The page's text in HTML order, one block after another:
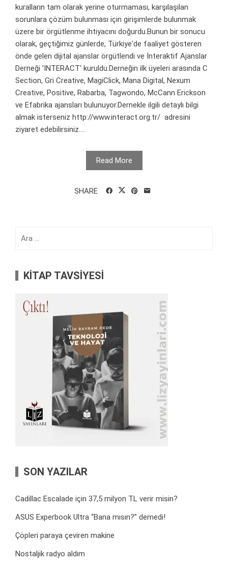
kuralların tam olarak yerine oturmaması, karşılaşılan
sorunlara çözüm bulunması için girişimlerde bulunmak
üzere bir örgütlenme ihtiyacını doğurdu.Bunun bir sonucu
olarak, geçtiğimiz günlerde, Türkiye'de faaliyet gösteren
önde gelen dijital ajanslar örgütlendi ve İnteraktif Ajanslar
Derneği 'INTERACT' kuruldu.Derneğin ilk üyeleri arasında C
Section, Gri Creative, MagiClick, Mana Digital, Nexum
Creative, Positive, Rabarba, Tagwondo, McCann Erickson
ve Efabrika ajansları bulunuyor.Dernekle ilgili detaylı bilgi
almak isterseniz http://www.interact.org.tr/ adresini
ziyaret edebilirsiniz....
Read More
SHARE
KİTAP TAVSİYESİ
SON YAZILAR
Cadillac Escalade için 37,5 milyon TL verir misin?
ASUS Experbook Ultra “Bana mısın?” demedi!
Çöpleri paraya çeviren makine
Nostaljik radyo aldım